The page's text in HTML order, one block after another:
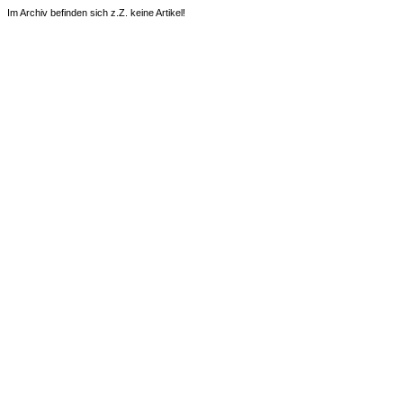
Im Archiv befinden sich z.Z. keine Artikel!